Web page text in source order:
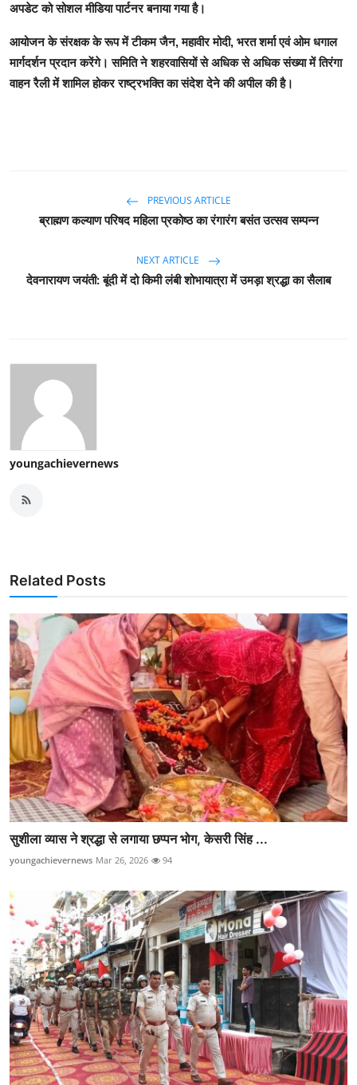
अपडेट को सोशल मीडिया पार्टनर बनाया गया है।
आयोजन के संरक्षक के रूप में टीकम जैन, महावीर मोदी, भरत शर्मा एवं ओम धगाल
मार्गदर्शन प्रदान करेंगे। समिति ने शहरवासियों से अधिक से अधिक संख्या में तिरंगा
वाहन रैली में शामिल होकर राष्ट्रभक्ति का संदेश देने की अपील की है।
PREVIOUS ARTICLE
ब्राह्मण कल्याण परिषद महिला प्रकोष्ठ का रंगारंग बसंत उत्सव सम्पन्न
NEXT ARTICLE
‎देवनारायण जयंती: बूंदी में दो किमी लंबी शोभायात्रा में उमड़ा श्रद्धा का सैलाब
youngachievernews
Related Posts
सुशीला व्यास ने श्रद्धा से लगाया छप्पन भोग, केसरी सिंह ...
youngachievernews Mar 26, 2026 94